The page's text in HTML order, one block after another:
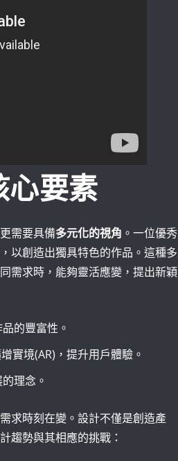
心要素
需要具備多元化的視角 。一位優秀
以創造出獨具特色的作品。這種多
需求時，能夠靈活應變，提出新穎
的豐富性。
實境(AR)，提升用戶體驗。
理念。
求時刻在變。設計不僅是創造產
趨勢與其相應的挑戰：